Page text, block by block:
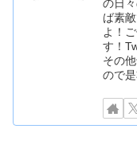
の日
ば素
よ！
す！
その
ので